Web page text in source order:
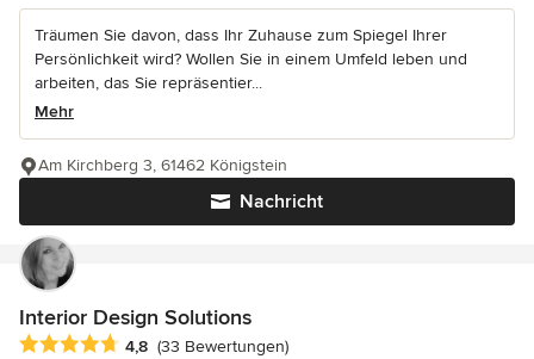
Träumen Sie davon, dass Ihr Zuhause zum Spiegel Ihrer
Persönlichkeit wird? Wollen Sie in einem Umfeld leben und
arbeiten, das Sie repräsentier...
Mehr
Nachricht
Am Kirchberg 3, 61462 Königstein
Interior Design Solutions
Durchschnittliche Bewertung: 4.8 von 5 Sternen
4,8 (33 Bewertungen)